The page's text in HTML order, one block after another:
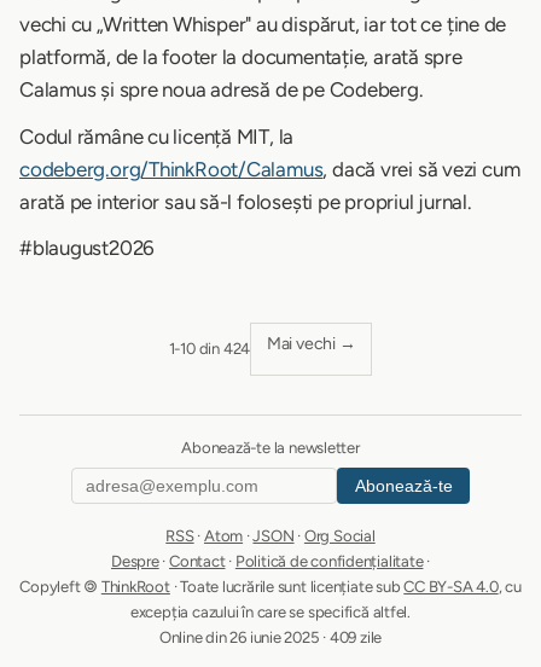
vechi cu „Written Whisper" au dispărut, iar tot ce ține de
platformă, de la footer la documentație, arată spre
Calamus și spre noua adresă de pe Codeberg.
Codul rămâne cu licență MIT, la
codeberg.org/ThinkRoot/Calamus, dacă vrei să vezi cum
arată pe interior sau să-l folosești pe propriul jurnal.
#blaugust2026
1-10 din 424 Mai vechi →
Abonează-te la newsletter
Abonează-te
RSS· Atom ·JSON · Org Social
Despre·Contact· Politică de confidențialitate·
Copyleft 🄯 ThinkRoot· Toate lucrările sunt licențiate subCC BY-SA 4.0, cu
excepția cazului în care se specifică altfel.
Online din 26 iunie 2025 · 409 zile